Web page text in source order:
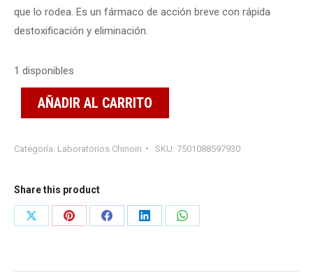
que lo rodea. Es un fármaco de acción breve con rápida
destoxificación y eli­minación.
1 disponibles
AÑADIR AL CARRITO
Categoría: Laboratorios Chinoin SKU: 7501088597930
Share this product
Share
Share
Share
Share
Share